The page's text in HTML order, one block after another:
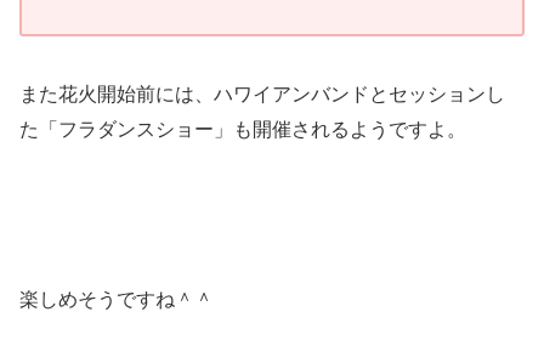
また花火開始前には、ハワイアンバンドとセッションし
た「フラダンスショー」も開催されるようですよ。
楽しめそうですね＾＾